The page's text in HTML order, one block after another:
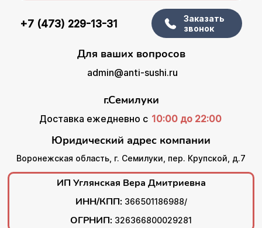
+7 (473) 229-13-31
Заказать
звонок
Для ваших вопросов
admin@anti-sushi.ru
г.Семилуки
Доставка ежедневно с 10:00 до 22:00
Юридический адрес компании
Воронежская область, г. Семилуки, пер. Крупской, д.7
ИП Углянская Вера Дмитриевна
ИНН/КПП: 366501186988/
ОГРНИП: 326366800029281